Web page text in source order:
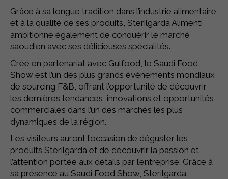
Grâce à sa longue tradition dans l’industrie alimentaire
et à la qualité de ses produits, Sterilgarda Alimenti
ambitionne également de conquérir le marché
saoudien avec ses délicieuses spécialités.
Créé en partenariat avec Gulfood, le Saudi Food
Show est l’un des plus grands événements mondiaux
de sourcing F&B, offrant l’opportunité de découvrir
les dernières tendances, innovations et opportunités
commerciales dans l’un des marchés les plus
dynamiques de la région.
Les visiteurs auront l’occasion de déguster les
produits Sterilgarda et de découvrir la passion et
l’attention portée aux détails par l’entreprise. Grâce à
sa présence au Saudi Food Show, Sterilgarda